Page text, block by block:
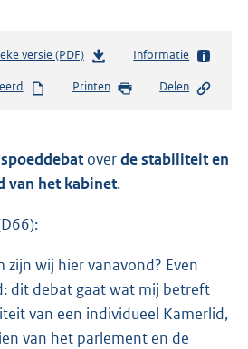
versie (PDF)b
s
d
s
o
t
e
:
Informatie
Printen Delen
spoeddebatoverde stabiliteit en
van het kabinet.
zijn wij hier vanavond? Even
dit debat gaat wat mij betreft
van een individueel Kamerlid,
van het parlement en de